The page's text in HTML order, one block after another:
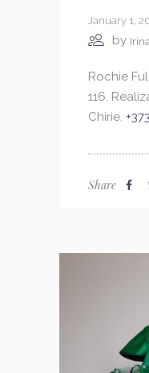
January 1,
by
Rochie
116.
Chirie.
Share